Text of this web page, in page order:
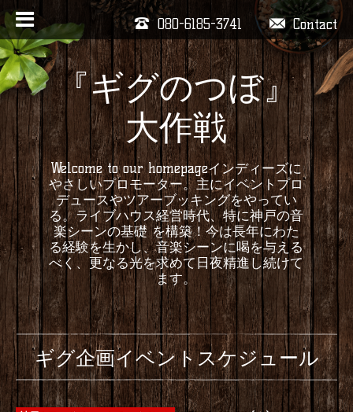
Contact
080-6185-3741
『ギグのつぼ』
大作戦
Welcome to our homepageインディーズに
やさしいプロモーター。主にイベントプロ
デュースやツアーブッキングをやってい
る。ライブハウス経営時代、特に神戸の音
楽シーンの基礎 を構築！今は長年にわた
る経験を生かし、音楽シーンに喝を与える
べく、更なる光を求めて日夜精進し続けて
ます。
ギグ企画イベントスケジュール